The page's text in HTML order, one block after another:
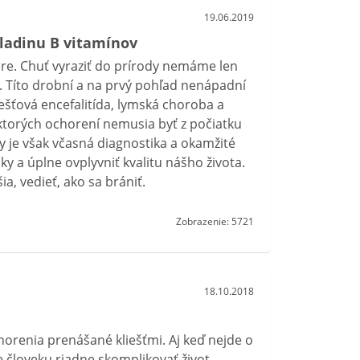
19.06.2019
B vitamínov
Chuť vyraziť do prírody nemáme len
Títo drobní a na prvý pohľad nenápadní
encefalitída, lymská choroba a
ochorení nemusia byť z počiatku
však včasná diagnostika a okamžité
a úplne ovplyvniť kvalitu nášho života.
vedieť, ako sa brániť.
Zobrazenie: 5721
18.10.2018
prenášané kliešťmi. Aj keď nejde o